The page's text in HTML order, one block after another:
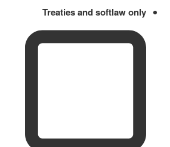
Treaties and softlaw only